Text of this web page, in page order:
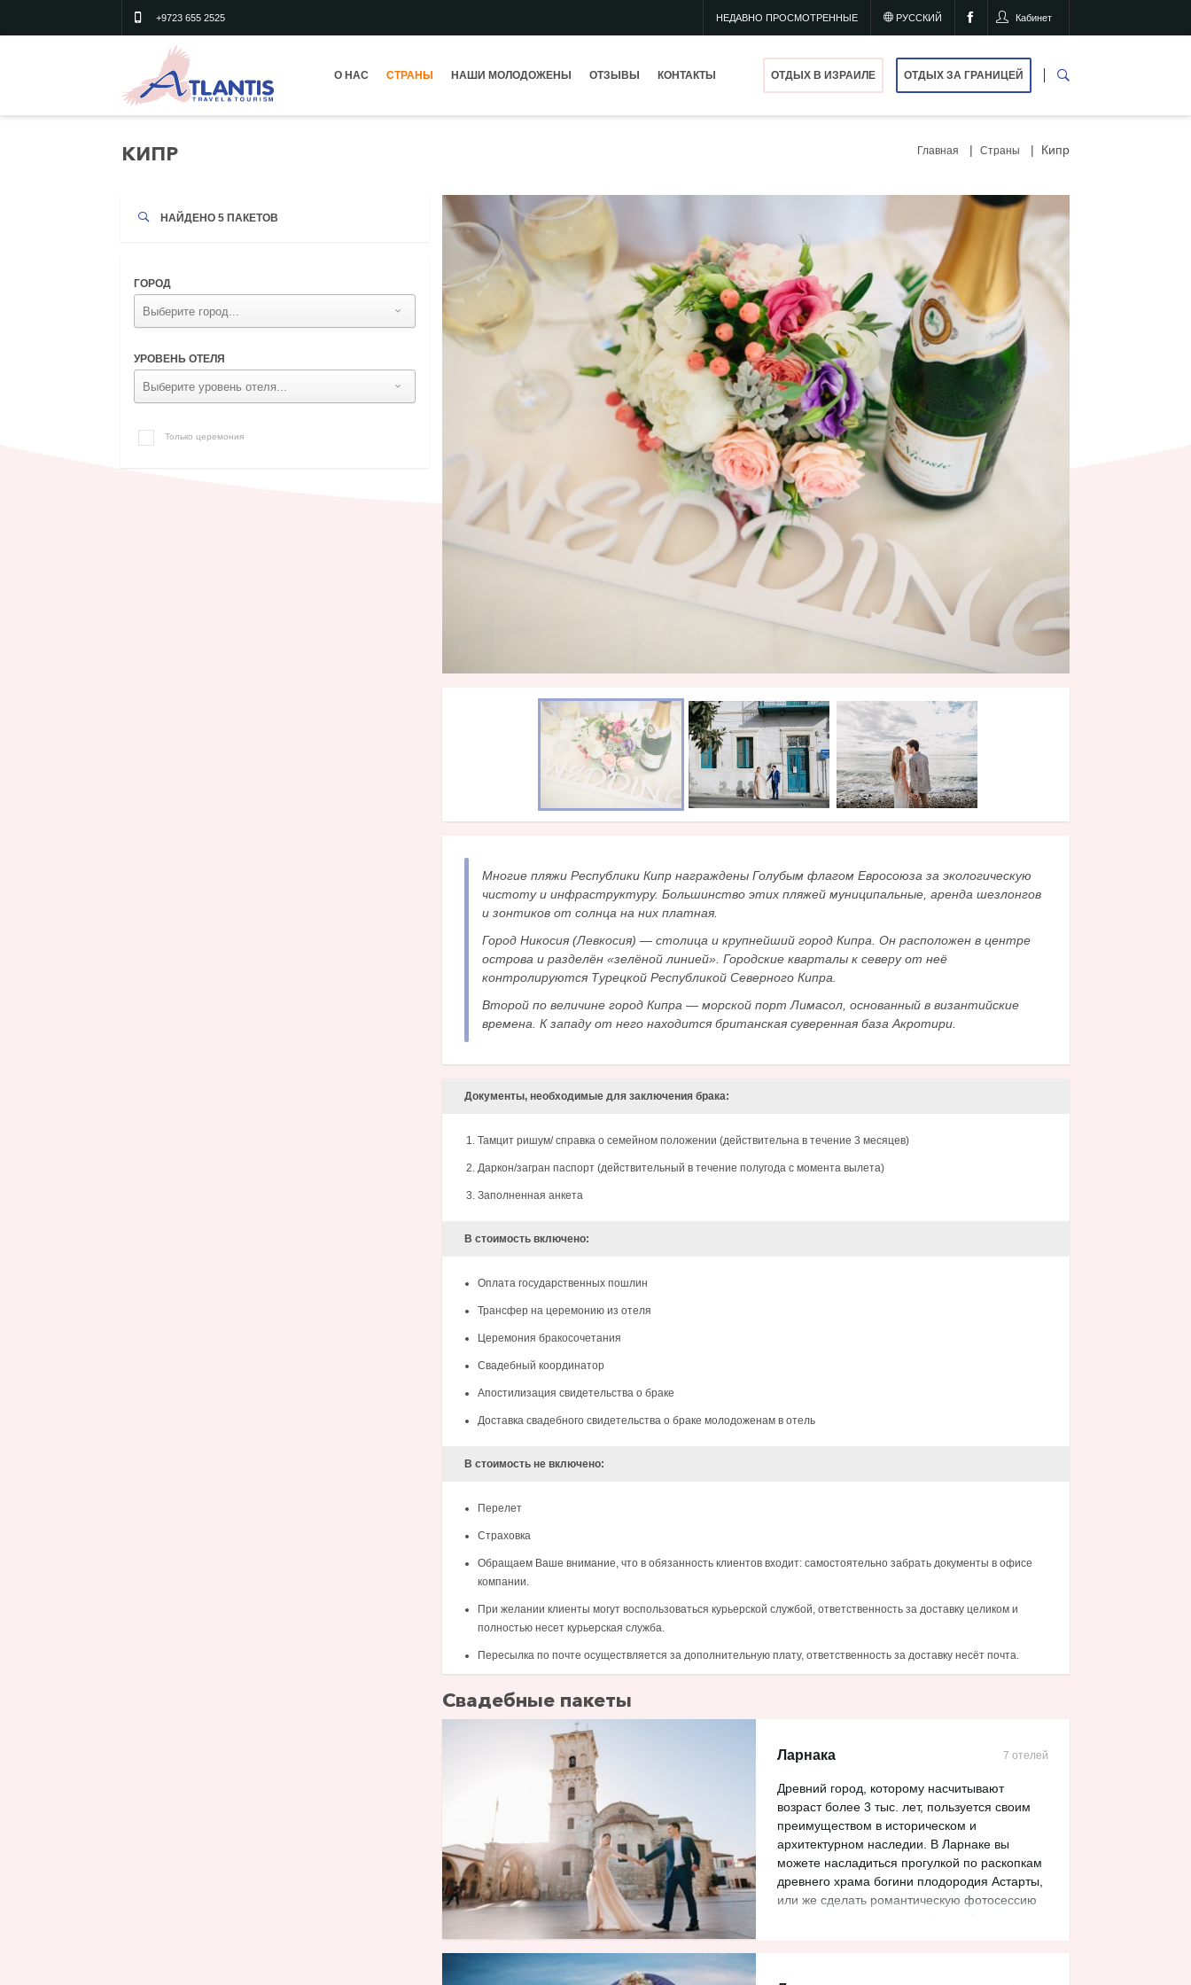
+9723 655 2525 НЕДАВНО ПРОСМОТРЕННЫЕ РУССКИЙ Кабинет
О НАС СТРАНЫ НАШИ МОЛОДОЖЕНЫ ОТЗЫВЫ КОНТАКТЫ ОТДЫХ В ИЗРАИЛЕ ОТДЫХ ЗА ГРАНИЦЕЙ
Главная Страны Кипр
КИПР
НАЙДЕНО 5 ПАКЕТОВ
ГОРОД
УРОВЕНЬ ОТЕЛЯ
Только церемония
Многие пляжи Республики Кипр награждены Голубым флагом Евросоюза за экологическую
чистоту и инфраструктуру. Большинство этих пляжей муниципальные, аренда шезлонгов
и зонтиков от солнца на них платная.
Город Никосия (Левкосия) — столица и крупнейший город Кипра. Он расположен в центре
острова и разделён «зелёной линией». Городские кварталы к северу от неё
контролируются Турецкой Республикой Северного Кипра.
Второй по величине город Кипра — морской порт Лимасол, основанный в византийские
времена. К западу от него находится британская суверенная база Акротири.
Документы, необходимые для заключения брака:
Тамцит ришум/ справка о семейном положении (действительна в течение 3 месяцев)
Даркон/загран паспорт (действительный в течение полугода с момента вылета)
Заполненная анкета
В стоимость включено:
Оплата государственных пошлин
Трансфер на церемонию из отеля
Церемония бракосочетания
Свадебный координатор
Апостилизация свидетельства о браке
Доставка свадебного свидетельства о браке молодоженам в отель
В стоимость не включено:
Перелет
Страховка
Обращаем Ваше внимание, что в обязанность клиентов входит: самостоятельно забрать документы в офисе
компании.
При желании клиенты могут воспользоваться курьерской службой, ответственность за доставку целиком и
полностью несет курьерская служба.
Пересылка по почте осуществляется за дополнительную плату, ответственность за доставку несёт почта.
Свадебные пакеты
Ларнака 7 отелей
Древний город, которому насчитывают
возраст более 3 тыс. лет, пользуется своим
преимуществом в историческом и
архитектурном наследии. В Ларнаке вы
можете насладиться прогулкой по раскопкам
древнего храма богини плодородия Астарты,
или же сделать романтическую фотосессию